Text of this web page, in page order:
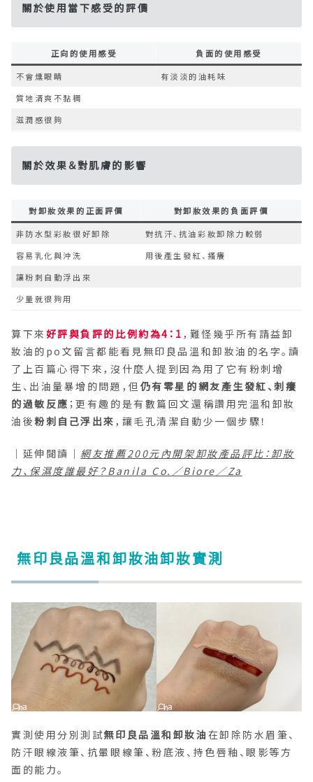
關於使用當下感受的評價
正向的使用感受 負面的使用感受
不會燻眼睛
有淡淡的油耗味
質地清爽不黏稠
滋潤感很夠
關於效果＆對肌膚的影響
對卸妝效果的正面評價 對卸妝效果的負面評價
非防水型彩妝很好卸除
對抗汗、抗油彩妝卸除力較弱
容易乳化與沖洗
用後產生發紅、搔癢
讓粉刺自動浮出來
少量就很夠用
算下來 好評與負評的比例約為4：1 ，難怪幾乎所有請益卸
妝油的po文留言都能看見無印良品溫和卸妝油的名字。讀
了上百篇心得下來，沒什麼人提到因為用了它有粉刺增
生、出油量暴增的問題，但 仍有零星的網友產生發紅、刺癢
的過敏反應 ；更有趣的是有數篇回文還稱讚用完溫和卸妝
油後粉刺自己浮出來 ，讓毛孔清潔自動少一個步驟！
｜延伸閱讀｜網友推薦200元內開架卸妝產品評比：卸妝
力、保濕度誰最好？Banila Co.／Biore／Za
無印良品溫和卸妝油卸妝實測
實測使用分別測試無印良品溫和卸妝油 在卸除防水眉筆、
防汗眼線液筆、抗暈眼線筆、粉底液、持色唇釉、眼影等方
面的能力。